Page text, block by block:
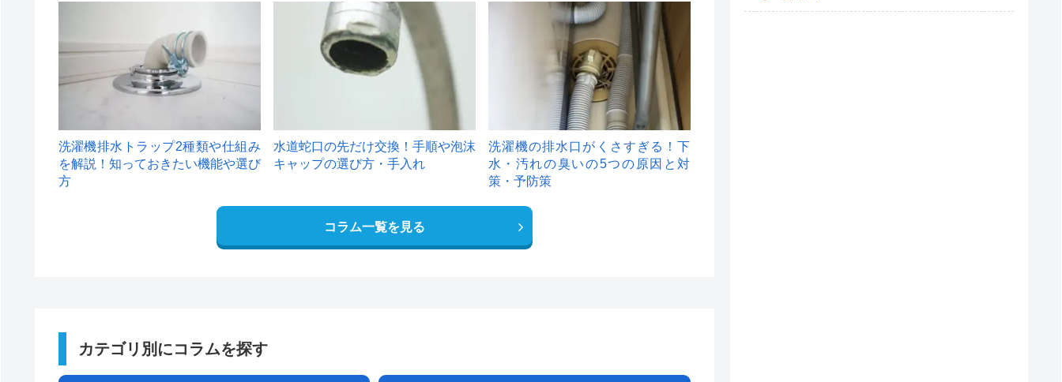
洗濯機排水トラップ2種類や仕組み
を解説！知っておきたい機能や選び
方
水道蛇口の先だけ交換！手順や泡沫
キャップの選び方・手入れ
洗濯機の排水口がくさすぎる！下
水・汚れの臭いの5つの原因と対
策・予防策
コラム一覧を見る
カテゴリ別にコラムを探す